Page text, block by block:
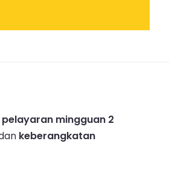
mingguan 2
keberangkatan